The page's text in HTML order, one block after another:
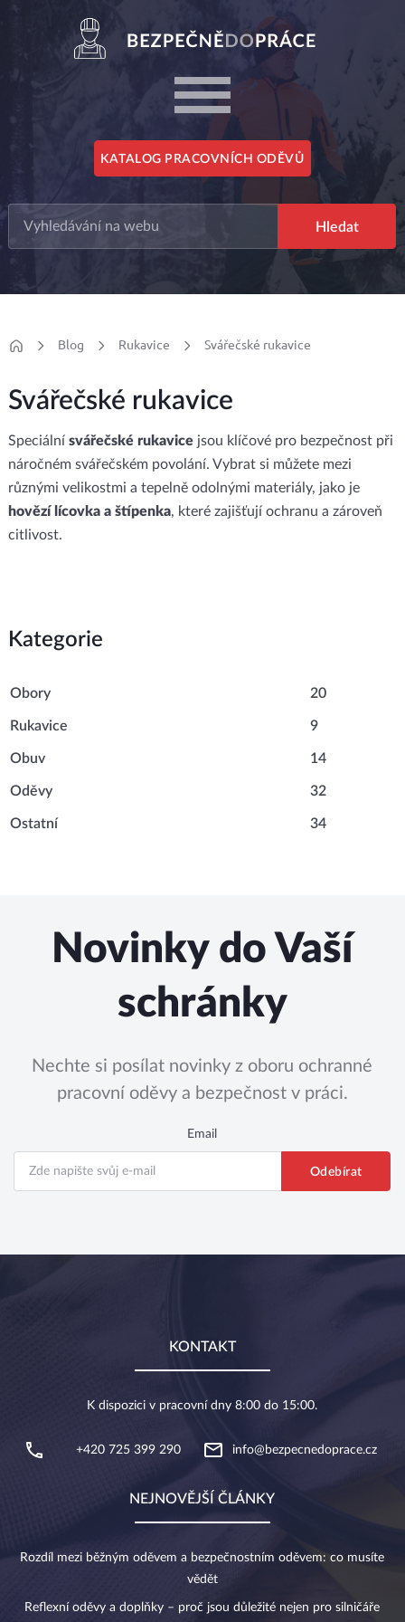
KATALOG PRACOVNÍCH ODĚVŮ
Blog Rukavice Svářečské rukavice
Svářečské rukavice
Speciální svářečské rukavicejsou klíčové pro bezpečnost při
náročném svářečském povolání. Vybrat si můžete mezi
různými velikostmi a tepelně odolnými materiály, jako je
hovězí lícovka a štípenka, které zajišťují ochranu a zároveň
citlivost.
Kategorie
Obory 20
Rukavice 9
Obuv 14
Oděvy 32
Ostatní 34
Novinky do Vaší
schránky
Nechte si posílat novinky z oboru ochranné
pracovní oděvy a bezpečnost v práci.
Email
KONTAKT
K dispozici v pracovní dny 8:00 do 15:00.
+420 725 399 290 info@bezpecnedoprace.cz
NEJNOVĚJŠÍ ČLÁNKY
Rozdíl mezi běžným oděvem a bezpečnostním oděvem: co musíte
vědět
Reflexní oděvy a doplňky – proč jsou důležité nejen pro silničáře